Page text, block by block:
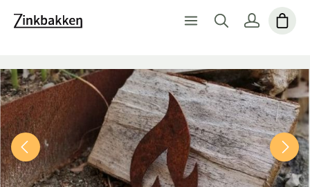
Spring over billedgalleri